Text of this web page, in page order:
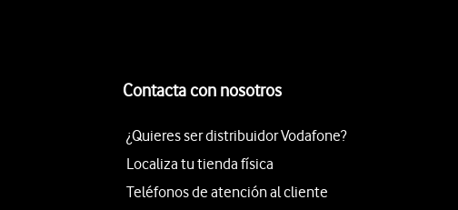
Contacta con nosotros
¿Quieres ser distribuidor Vodafone?
Localiza tu tienda física
Teléfonos de atención al cliente